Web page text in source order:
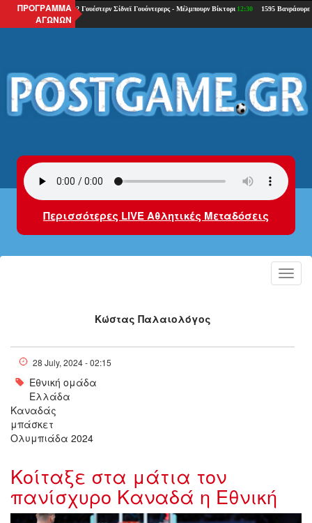
ΠΡΟΓΡΑΜΜΑ
ΑΓΩΝΩΝ
Περισσότερες LIVE Αθλητικές Μεταδόσεις
Κώστας Παλαιολόγος
28 July, 2024 - 02:15
Εθνική ομάδα
Ελλάδα
Καναδάς
μπάσκετ
Ολυμπιάδα 2024
Κοίταξε στα μάτια τον
πανίσχυρο Καναδά η Εθνική